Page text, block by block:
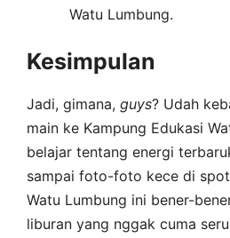
Watu Lumbung.
Kesimpulan
Jadi, gimana, guys? Udah
main ke Kampung Edukasi
belajar tentang energi
sampai foto-foto kece di
Watu Lumbung ini bener-
liburan yang nggak cuma